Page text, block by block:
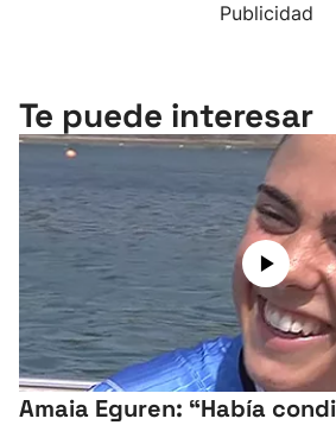
Publicidad
Te puede interesar
Amaia Eguren: “Había